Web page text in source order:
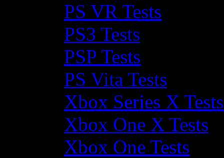
PS VR Tests
PS3 Tests
PSP Tests
PS Vita Tests
Xbox Series X Tests
Xbox One X Tests
Xbox One Tests